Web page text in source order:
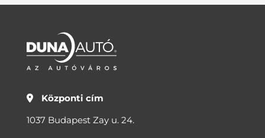
Központi cím
1037 Budapest Zay u. 24.